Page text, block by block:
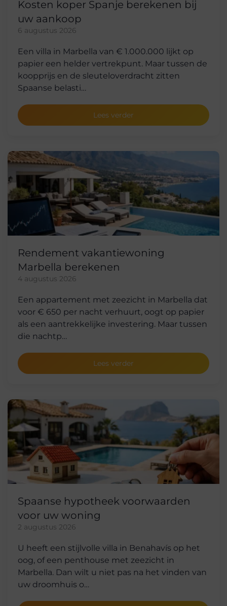
Kosten koper Spanje berekenen bij
uw aankoop
6 augustus 2026
Een villa in Marbella van € 1.000.000 lijkt op
papier een helder vertrekpunt. Maar tussen de
koopprijs en de sleuteloverdracht zitten
Spaanse belasti…
Lees verder
Rendement vakantiewoning
Marbella berekenen
4 augustus 2026
Een appartement met zeezicht in Marbella dat
voor € 650 per nacht verhuurt, oogt op papier
als een aantrekkelijke investering. Maar tussen
die nachtp…
Lees verder
Spaanse hypotheek voorwaarden
voor uw woning
2 augustus 2026
U heeft een stijlvolle villa in Benahavís op het
oog, of een penthouse met zeezicht in
Marbella. Dan wilt u niet pas na het vinden van
uw droomhuis o…